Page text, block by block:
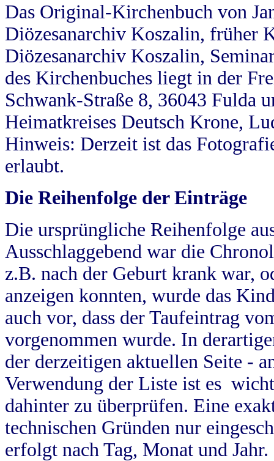
Das Original-Kirchenbuch von
Diözesanarchiv Koszalin, früher
Diözesanarchiv Koszalin,
des Kirchenbuches liegt in der
Schwank-Straße 8, 36043 Fulda
Heimatkreises Deutsch Krone,
Hinweis: Derzeit ist das
erlaubt.
Die Reihenfolge der Einträge
Die ursprüngliche Reihenfolge
Ausschlaggebend war die
z.B. nach der Geburt krank war,
anzeigen konnten, wurde das
auch vor, dass der Taufeintrag
vorgenommen wurde. In
der derzeitigen aktuellen Seite -
Verwendung der Liste ist es
dahinter zu überprüfen. Eine
technischen Gründen nur
erfolgt nach Tag, Monat und Jahr.